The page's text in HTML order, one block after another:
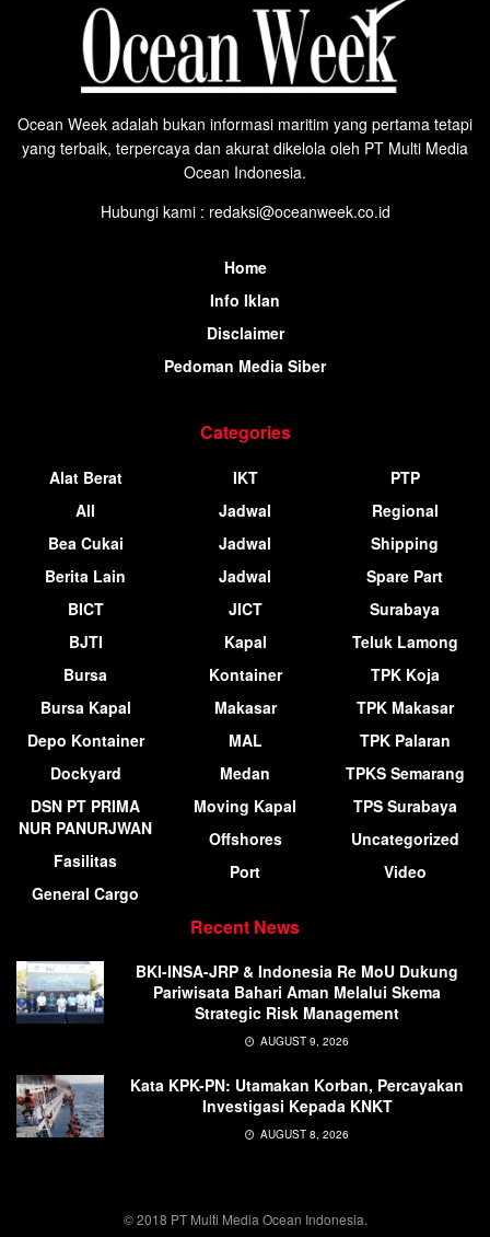
Ocean Week adalah bukan informasi maritim yang pertama tetapi
yang terbaik, terpercaya dan akurat dikelola oleh PT Multi Media
Ocean Indonesia.
Hubungi kami : redaksi@oceanweek.co.id
Home
Info Iklan
Disclaimer
Pedoman Media Siber
Categories
Alat Berat
All
Bea Cukai
Berita Lain
BICT
BJTI
Bursa
Bursa Kapal
Depo Kontainer
Dockyard
DSN PT PRIMA
NUR PANURJWAN
Fasilitas
General Cargo
IKT
Jadwal
Jadwal
Jadwal
JICT
Kapal
Kontainer
Makasar
MAL
Medan
Moving Kapal
Offshores
Port
PTP
Regional
Shipping
Spare Part
Surabaya
Teluk Lamong
TPK Koja
TPK Makasar
TPK Palaran
TPKS Semarang
TPS Surabaya
Uncategorized
Video
Recent News
BKI-INSA-JRP & Indonesia Re MoU Dukung
Pariwisata Bahari Aman Melalui Skema
Strategic Risk Management
AUGUST 9, 2026
Kata KPK-PN: Utamakan Korban, Percayakan
Investigasi Kepada KNKT
AUGUST 8, 2026
© 2018 PT Multi Media Ocean Indonesia.